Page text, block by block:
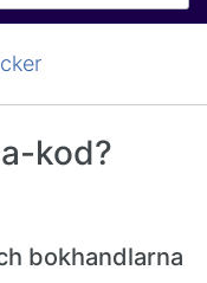
kod?
bokhandlarna